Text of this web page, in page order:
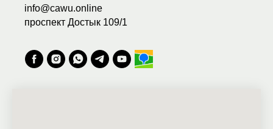
info@cawu.online
проспект Достык 109/1